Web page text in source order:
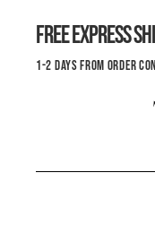
FREE EXPRESS
1-2 DAYS FROM ORDER